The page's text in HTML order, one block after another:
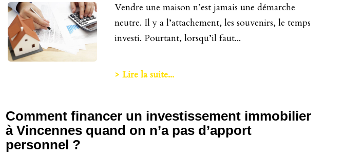
Vendre une maison n’est jamais une démarche
neutre. Il y a l’attachement, les souvenirs, le temps
investi. Pourtant, lorsqu’il faut...
> Lire la suite...
Comment financer un investissement immobilier
à Vincennes quand on n’a pas d’apport
personnel ?